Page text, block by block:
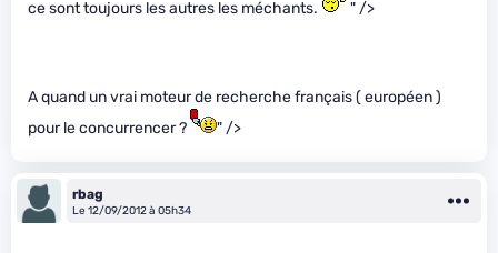
ce sont toujours les autres les méchants. " />
A quand un vrai moteur de recherche français ( européen )
pour le concurrencer ?
" />
rbag
Le 12/09/2012 à 05h34